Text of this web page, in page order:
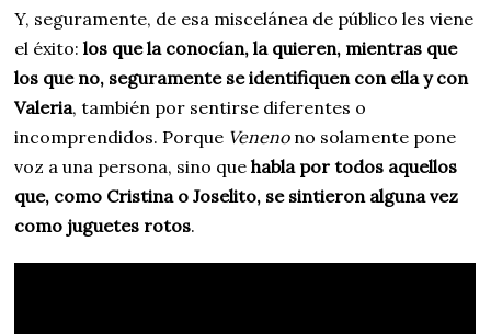
Y, seguramente, de esa miscelánea de público les viene
el éxito: los que la conocían, la quieren, mientras que
los que no, seguramente se identifiquen con ella y con
Valeria, también por sentirse diferentes o
incomprendidos. Porque Venenono solamente pone
voz a una persona, sino quehabla por todos aquellos
que, como Cristina o Joselito, se sintieron alguna vez
como juguetes rotos.